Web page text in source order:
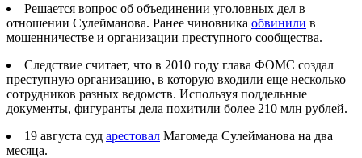
Решается вопрос об объединении уголовных дел в
отношении Сулейманова. Ранее чиновника обвинили в
мошенничестве и организации преступного сообщества.
Следствие считает, что в 2010 году глава ФОМС создал
преступную организацию, в которую входили еще несколько
сотрудников разных ведомств. Используя поддельные
документы, фигуранты дела похитили более 210 млн рублей.
19 августа суд арестовал Магомеда Сулейманова на два
месяца.